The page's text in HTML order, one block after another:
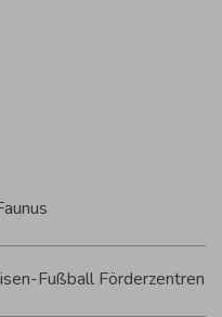
Fußball Förderzentren